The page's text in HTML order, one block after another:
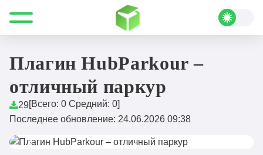
Все для Minecraft Плагины Меню и интерфейсы
Плагин HubParkour – отличный паркур
Плагин HubParkour –
отличный паркур
29[Всего: 0 Средний: 0]
Последнее обновление: 24.06.2026 09:38